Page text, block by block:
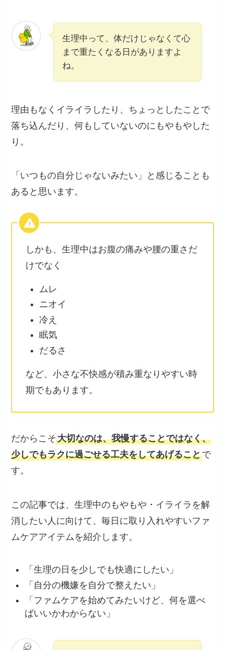
生理中って、体だけじゃなくて心
まで重たくなる日がありますよ
ね。
理由もなくイライラしたり、ちょっとしたことで
落ち込んだり、何もしていないのにもやもやした
り。
「いつもの自分じゃないみたい」と感じることも
あると思います。
しかも、生理中はお腹の痛みや腰の重さだ
けでなく
ムレ
ニオイ
冷え
眠気
だるさ
など、小さな不快感が積み重なりやすい時
期でもあります。
だからこそ大切なのは、我慢することではなく、
少しでもラクに過ごせる工夫をしてあげることで
す。
この記事では、生理中のもやもや・イライラを解
消したい人に向けて、毎日に取り入れやすいファ
ムケアアイテムを紹介します。
「生理の日を少しでも快適にしたい」
「自分の機嫌を自分で整えたい」
「ファムケアを始めてみたいけど、何を選べ
ばいいかわからない」